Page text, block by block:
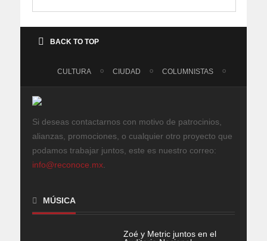
BACK TO TOP
CULTURA CIUDAD COLUMNISTAS
Si deseas contactarnos con motivo de patrocinios,
alianzas, promociones, o cualquier otro proyecto que
podamos trabajar juntos, este es nuestro correo:
info@reconoce.mx
MÚSICA
Zoé y Metric juntos en el